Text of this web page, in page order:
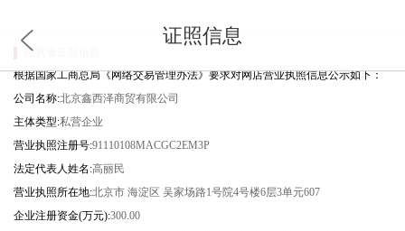
证照信息
经营者证照信息
根据国家工商总局《网络交易管理办法》要求对网店营业执照信息公示如下：
公司名称:北京鑫西泽商贸有限公司
主体类型:私营企业
营业执照注册号:91110108MACGC2EM3P
法定代表人姓名:高丽民
营业执照所在地:北京市 海淀区 吴家场路1号院4号楼6层3单元607
企业注册资金(万元):300.00